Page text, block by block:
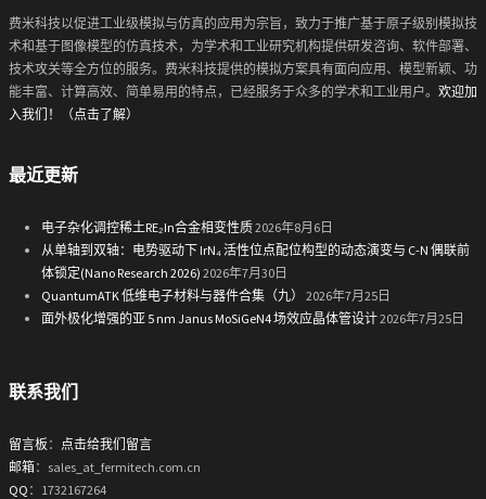
费米科技以促进工业级模拟与仿真的应用为宗旨，致力于推广基于原子级别模拟技
术和基于图像模型的仿真技术，为学术和工业研究机构提供研发咨询、软件部署、
技术攻关等全方位的服务。费米科技提供的模拟方案具有面向应用、模型新颖、功
能丰富、计算高效、简单易用的特点，已经服务于众多的学术和工业用户。 欢迎加
入我们！（点击了解）
最近更新
电子杂化调控稀土RE₂In合金相变性质2026年8月6日
从单轴到双轴：电势驱动下 IrN₄ 活性位点配位构型的动态演变与 C-N 偶联前
体锁定(Nano Research 2026) 2026年7月30日
QuantumATK 低维电子材料与器件合集（九）
2026年7月25日
面外极化增强的亚 5 nm Janus MoSiGeN4 场效应晶体管设计2026年7月25日
联系我们
留言板 ： 点击给我们留言
邮箱：sales_at_fermitech.com.cn
QQ ：1732167264